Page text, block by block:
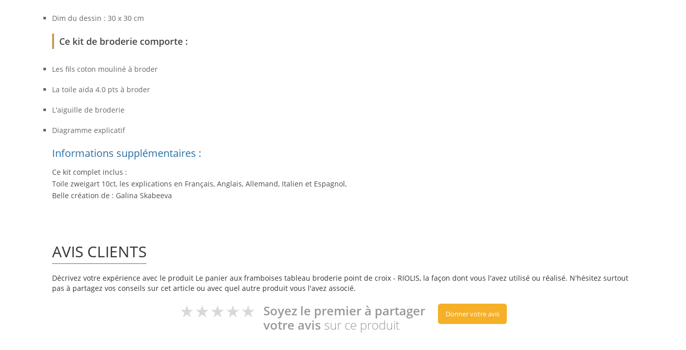
Dim du dessin : 30 x 30 cm
Ce kit de broderie comporte :
Les fils coton mouliné à broder
La toile aida 4.0 pts à broder
L'aiguille de broderie
Diagramme explicatif
Informations supplémentaires :
Ce kit complet inclus :
Toile zweigart 10ct, les explications en Français, Anglais, Allemand, Italien et Espagnol,
Belle création de : Galina Skabeeva
AVIS CLIENTS
Décrivez votre expérience avec le produit Le panier aux framboises tableau broderie point de croix - RIOLIS, la façon dont vous l'avez utilisé ou réalisé. N'hésitez surtout
pas à partagez vos conseils sur cet article ou avec quel autre produit vous l'avez associé.
Soyez le premier à partager
votre avis sur ce produit
Donner votre avis